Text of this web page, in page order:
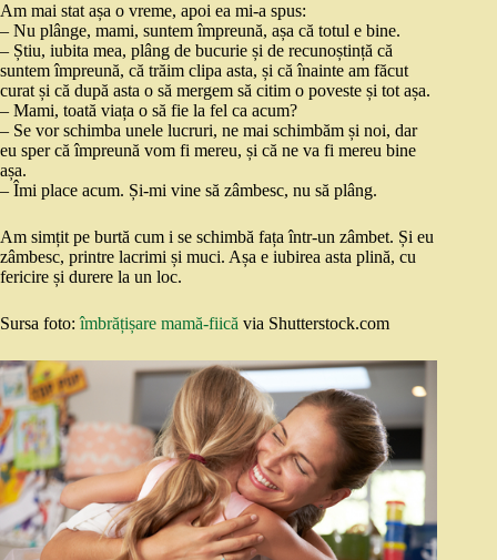
Am mai stat așa o vreme, apoi ea mi-a spus:
– Nu plânge, mami, suntem împreună, așa că totul e bine.
– Știu, iubita mea, plâng de bucurie și de recunoștință că
suntem împreună, că trăim clipa asta, și că înainte am făcut
curat și că după asta o să mergem să citim o poveste și tot așa.
– Mami, toată viața o să fie la fel ca acum?
– Se vor schimba unele lucruri, ne mai schimbăm și noi, dar
eu sper că împreună vom fi mereu, și că ne va fi mereu bine
așa.
– Îmi place acum. Și-mi vine să zâmbesc, nu să plâng.
Am simțit pe burtă cum i se schimbă fața într-un zâmbet. Și eu
zâmbesc, printre lacrimi și muci. Așa e iubirea asta plină, cu
fericire și durere la un loc.
Sursa foto:îmbrățișare mamă-fiică via Shutterstock.com